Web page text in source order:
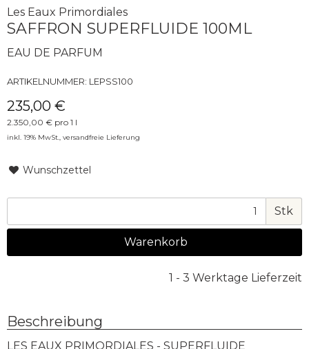
Les Eaux Primordiales
SAFFRON SUPERFLUIDE 100ML
EAU DE PARFUM
ARTIKELNUMMER: LEPSS100
235,00 €
2.350,00 € pro 1 l
inkl. 19% MwSt., versandfreie Lieferung
Wunschzettel
Stk
Warenkorb
1 - 3 Werktage Lieferzeit
Beschreibung
LES EAUX PRIMORDIALES - SUPERFLUIDE